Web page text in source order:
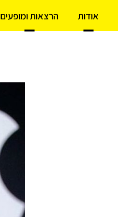
אודות הרצאות ומופעים